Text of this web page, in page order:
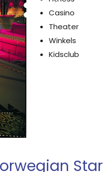
Casino
Theater
Winkels
Kidsclub
Star